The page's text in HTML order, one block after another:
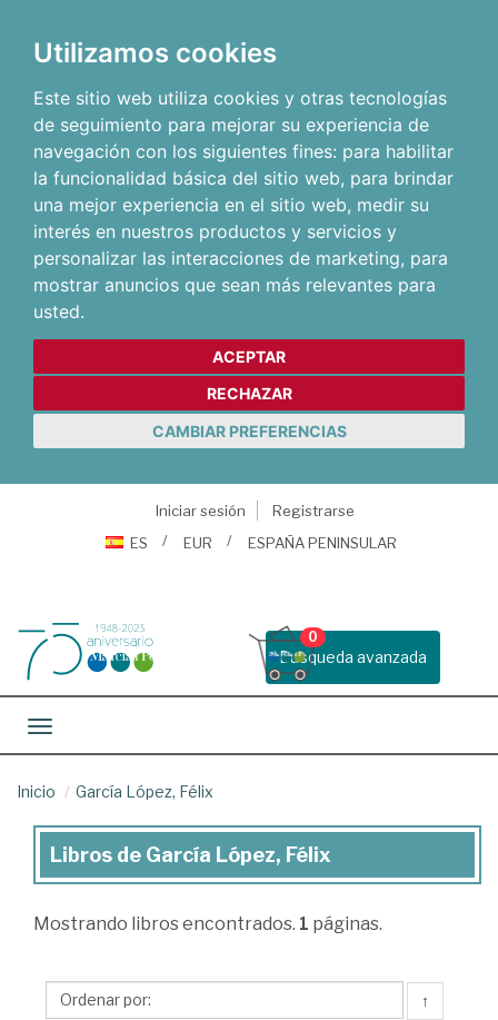
Utilizamos cookies
Este sitio web utiliza cookies y otras tecnologías
de seguimiento para mejorar su experiencia de
navegación con los siguientes fines: para habilitar
la funcionalidad básica del sitio web, para brindar
una mejor experiencia en el sitio web, medir su
interés en nuestros productos y servicios y
personalizar las interacciones de marketing, para
mostrar anuncios que sean más relevantes para
usted.
ACEPTAR
RECHAZAR
CAMBIAR PREFERENCIAS
Iniciar sesión
Registrarse
ES
EUR ESPAÑA PENINSULAR
Busqueda avanzada
0
Toggle navigation
Inicio García López, Félix
Libros
García
Félix
Libros de García López, Félix
Mostrando libros encontrados. 1 páginas.
↑